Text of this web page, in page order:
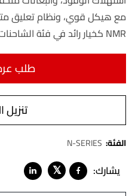
مع هيكل قوي، ونظام تعليق
NMR كخيار رائد في فئة الشاحنات ذات الحمولة 3 أطنان.
طلب
تنزيل
الفئة: N-SERIES
يشارك:
𝕏